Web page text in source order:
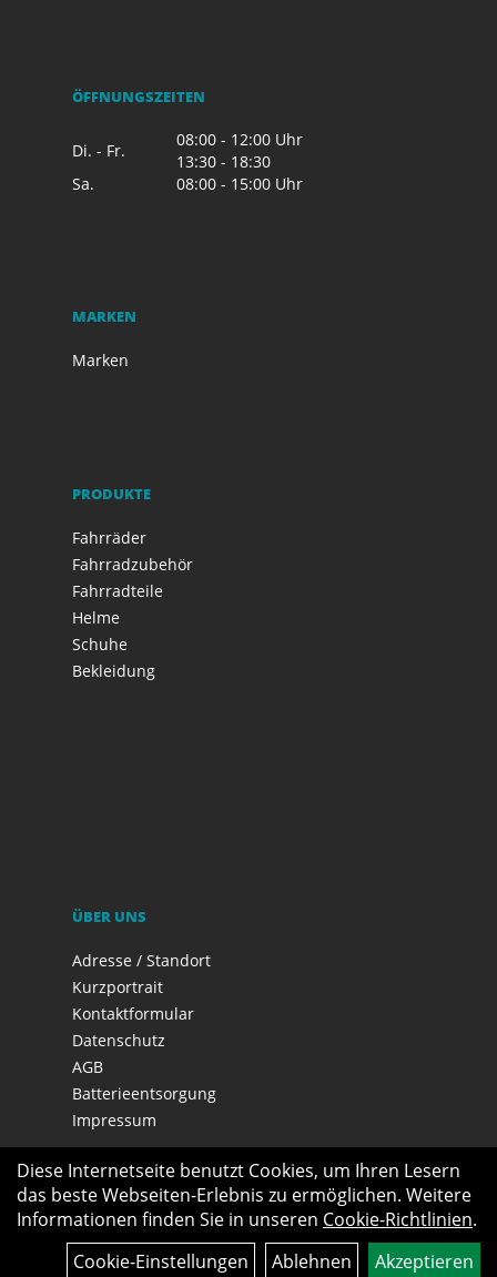
ÖFFNUNGSZEITEN
Di. - Fr.
08:00 - 12:00 Uhr
13:30 - 18:30
Sa.
08:00 - 15:00 Uhr
MARKEN
Marken
PRODUKTE
Fahrräder
Fahrradzubehör
Fahrradteile
Helme
Schuhe
Bekleidung
ÜBER UNS
Adresse / Standort
Kurzportrait
Kontaktformular
Datenschutz
AGB
Batterieentsorgung
Impressum
Diese Internetseite benutzt Cookies, um Ihren Lesern
das beste Webseiten-Erlebnis zu ermöglichen. Weitere
Informationen finden Sie in unseren Cookie-Richtlinien.
Cookie-Einstellungen
Ablehnen Akzeptieren